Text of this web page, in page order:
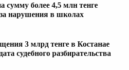
более 4,5 млн тенге
нарушения в школах
3 млрд тенге в Костанае
судебного разбирательства